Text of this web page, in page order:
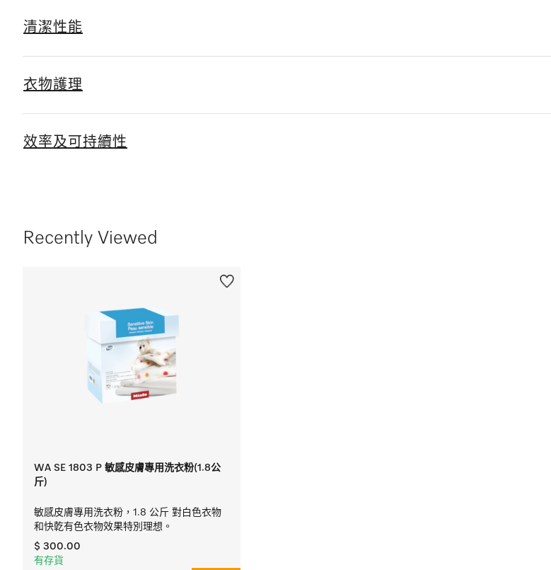
清潔性能
衣物護理
效率及可持續性
Recently Viewed
WA SE 1803 P 敏感皮膚專用洗衣粉(1.8公
斤)
敏感皮膚專用洗衣粉，1.8 公斤 對白色衣物
和快亁有色衣物效果特別理想。
$ 300.00
有存貨